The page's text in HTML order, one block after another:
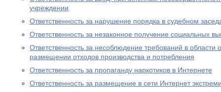
учреждении
Ответственность за нарушение порядка в судебном
Ответственность за незаконное получение социальных
Ответственность за несоблюдение требований в
размещении отходов производства и потребления
Ответственность за пропаганду наркотиков в Интернете
Ответственность за размещение в сети Интернет